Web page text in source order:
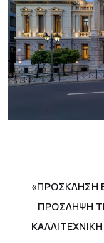
«ΠΡΟΣΚΛΗΣΗ
ΠΡΟΣΛΗΨΗ